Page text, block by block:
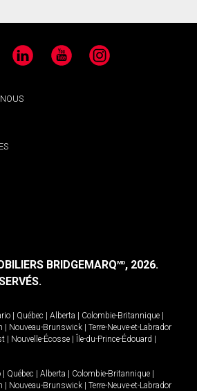
LinkedIn YouTube Instagram
BRIDGEMARQMD, 2026.
| Québec | Alberta | Colombie-Britannique |
| Nouveau-Brunswick | Terre-Neuve-et-Labrador
| Nouvelle-Écosse | Île-du-Prince-Édouard |
| Québec | Alberta | Colombie-Britannique |
| Nouveau-Brunswick | Terre-Neuve-et-Labrador